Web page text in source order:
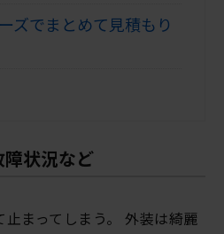
ズでまとめて見積もり
状況など
まってしまう。 外装は綺麗